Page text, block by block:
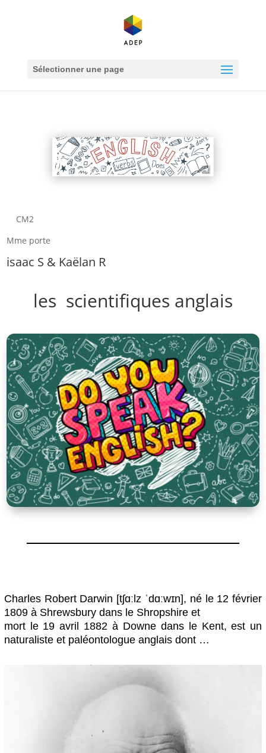
Sélectionner une page
CM2
Mme porte
isaac S & Kaëlan R
les scientifiques anglais
Charles Robert Darwin [tʃɑːlz ˈdɑːwɪn], né le 12 février
1809 à Shrewsbury dans le Shropshire et
mort le 19 avril 1882 à Downe dans le Kent, est un
naturaliste et paléontologue anglais dont …